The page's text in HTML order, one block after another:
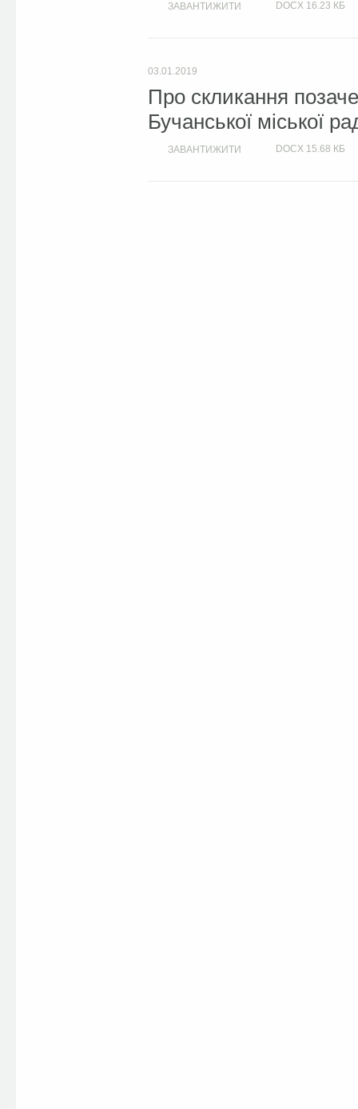
ЗАВАНТИЖИТИ DOCX 16.23 КБ
03.01.2019
Про скликання
Бучанської міської
ЗАВАНТИЖИТИ DOCX 15.68 КБ